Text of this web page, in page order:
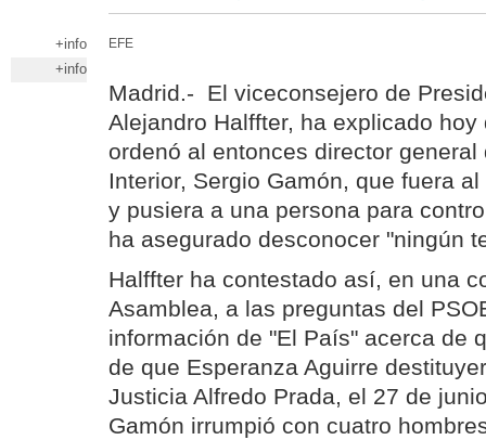
+info
+info
EFE
Madrid.- El viceconsejero de
Alejandro Halffter, ha explicado
ordenó al entonces director general
Interior, Sergio Gamón, que fuera
y pusiera a una persona para
ha asegurado desconocer "ningún
Halffter ha contestado así, en una
Asamblea, a las preguntas del
información de "El País" acerca de
de que Esperanza Aguirre
Justicia Alfredo Prada, el 27 de
Gamón irrumpió con cuatro